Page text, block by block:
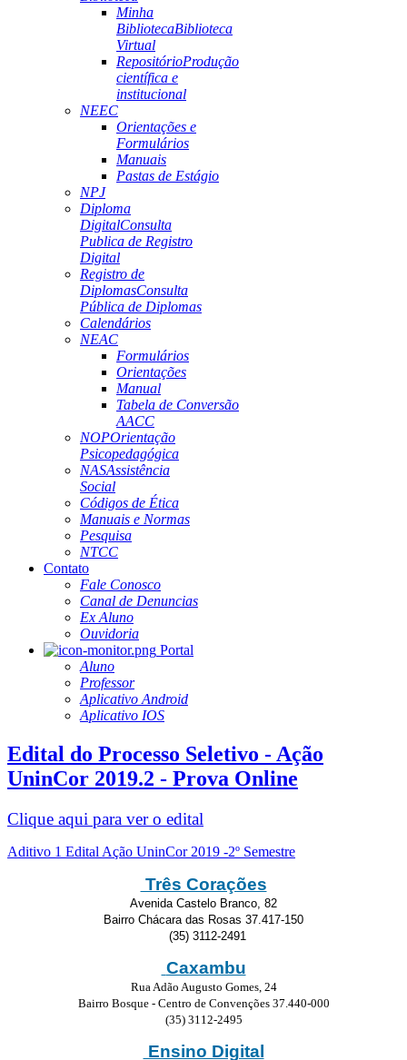
Minha
BibliotecaBiblioteca
Virtual
RepositórioProdução
científica e
institucional
NEEC
Orientações e
Formulários
Manuais
Pastas de Estágio
NPJ
Diploma
DigitalConsulta
Publica de Registro
Digital
Registro de
DiplomasConsulta
Pública de Diplomas
Calendários
NEAC
Formulários
Orientações
Manual
Tabela de Conversão
AACC
NOPOrientação
Psicopedagógica
NASAssistência
Social
Códigos de Ética
Manuais e Normas
Pesquisa
NTCC
Contato
Fale Conosco
Canal de Denuncias
Ex Aluno
Ouvidoria
Portal
Aluno
Professor
Aplicativo Android
Aplicativo IOS
Edital do Processo Seletivo - Ação
UninCor 2019.2 - Prova Online
Clique aqui para ver o edital
Aditivo 1 Edital Ação UninCor 2019 -2º Semestre
Três Corações
Avenida Castelo Branco, 82
Bairro Chácara das Rosas 37.417-150
(35) 3112-2491
Caxambu
Rua Adão Augusto Gomes, 24
Bairro Bosque - Centro de Convenções 37.440-000
(35) 3112-2495
Ensino Digital